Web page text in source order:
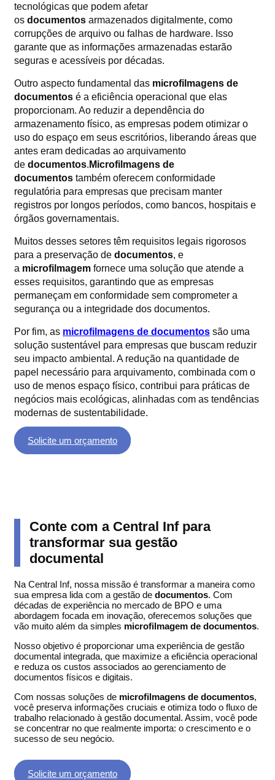
tecnológicas que podem afetar
os documentos armazenados digitalmente, como
corrupções de arquivo ou falhas de hardware. Isso
garante que as informações armazenadas estarão
seguras e acessíveis por décadas.
Outro aspecto fundamental das microfilmagens de
documentos é a eficiência operacional que elas
proporcionam. Ao reduzir a dependência do
armazenamento físico, as empresas podem otimizar o
uso do espaço em seus escritórios, liberando áreas que
antes eram dedicadas ao arquivamento
de documentos. Microfilmagens de
documentos também oferecem conformidade
regulatória para empresas que precisam manter
registros por longos períodos, como bancos, hospitais e
órgãos governamentais.
Muitos desses setores têm requisitos legais rigorosos
para a preservação de documentos, e
a microfilmagem fornece uma solução que atende a
esses requisitos, garantindo que as empresas
permaneçam em conformidade sem comprometer a
segurança ou a integridade dos documentos.
Por fim, as microfilmagens de documentos são uma
solução sustentável para empresas que buscam reduzir
seu impacto ambiental. A redução na quantidade de
papel necessário para arquivamento, combinada com o
uso de menos espaço físico, contribui para práticas de
negócios mais ecológicas, alinhadas com as tendências
modernas de sustentabilidade.
Solicite um orçamento
Conte com a Central Inf para
transformar sua gestão
documental
Na Central Inf, nossa missão é transformar a maneira como
sua empresa lida com a gestão de documentos. Com
décadas de experiência no mercado de BPO e uma
abordagem focada em inovação, oferecemos soluções que
vão muito além da simples microfilmagem de documentos.
Nosso objetivo é proporcionar uma experiência de gestão
documental integrada, que maximize a eficiência operacional
e reduza os custos associados ao gerenciamento de
documentos físicos e digitais.
Com nossas soluções de microfilmagens de documentos,
você preserva informações cruciais e otimiza todo o fluxo de
trabalho relacionado à gestão documental. Assim, você pode
se concentrar no que realmente importa: o crescimento e o
sucesso de seu negócio.
Solicite um orçamento